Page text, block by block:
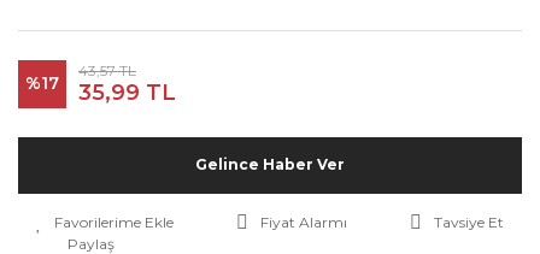
%17
43,57 TL
35,99 TL
Gelince Haber Ver
Fiyat Alarmı
Tavsiye Et
Paylaş